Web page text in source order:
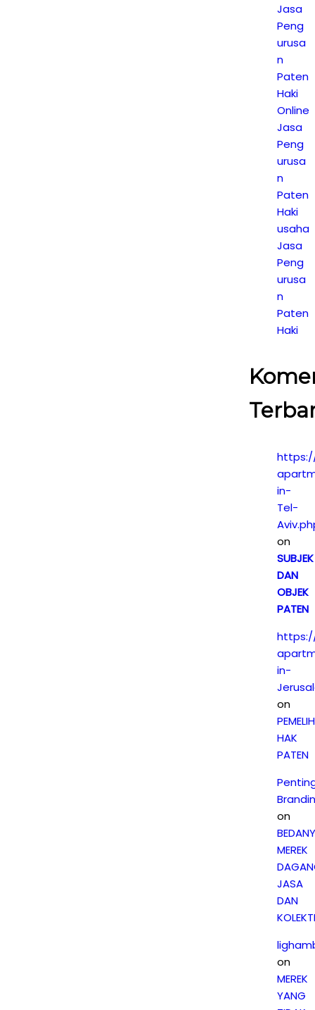
Jasa
Peng
urusa
n
Paten
Haki
Online
Jasa
Peng
urusa
n
Paten
Haki
usaha
Jasa
Peng
urusa
n
Paten
Haki
in-
Tel-
on
SUBJEK
DAN
OBJEK
PATEN
in-
on
HAK
PATEN
on
MEREK
JASA
DAN
on
MEREK
YANG